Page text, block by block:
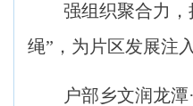
强组织聚合力
绳”，为片区发展注
户部乡文润龙